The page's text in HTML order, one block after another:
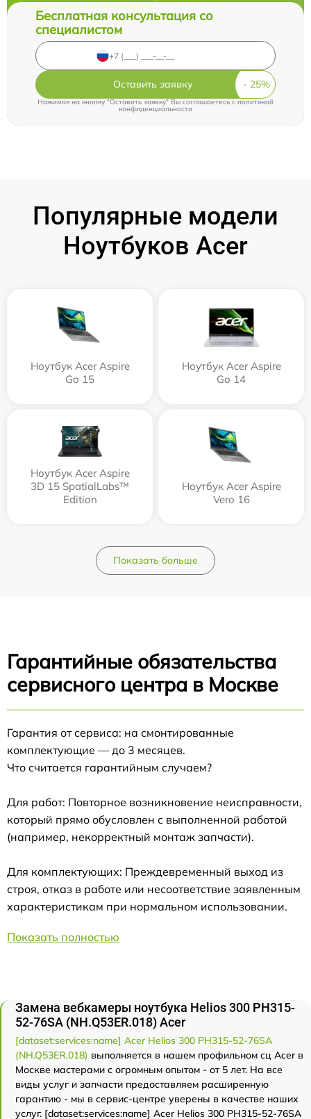
Бесплатная консультация со
специалистом
Оставить заявку
Нажимая на кнопку "Оставить заявку" Вы соглашаетесь c политикой
конфиденциальности
Популярные модели
Ноутбуков Acer
Ноутбук Acer Aspire
Go 15
Ноутбук Acer Aspire
Go 14
Ноутбук Acer Aspire
3D 15 SpatialLabs™
Edition
Ноутбук Acer Aspire
Vero 16
Показать больше
Гарантийные обязательства
сервисного центра в Москве
Гарантия от сервиса: на смонтированные
комплектующие — до 3 месяцев.
Что считается гарантийным случаем?
Для работ: Повторное возникновение неисправности,
который прямо обусловлен с выполненной работой
(например, некорректный монтаж запчасти).
Для комплектующих: Преждевременный выход из
строя, отказ в работе или несоответствие заявленным
характеристикам при нормальном использовании.
Показать полностью
Замена вебкамеры ноутбука Helios 300 PH315-
52-76SA (NH.Q53ER.018) Acer
[dataset:services:name] Acer Helios 300 PH315-52-76SA
(NH.Q53ER.018) выполняется в нашем профильном сц Acer в
Москве мастерами с огромным опытом - от 5 лет. На все
виды услуг и запчасти предоставляем расширенную
гарантию - мы в сервис-центре уверены в качестве наших
услуг. [dataset:services:name] Acer Helios 300 PH315-52-76SA